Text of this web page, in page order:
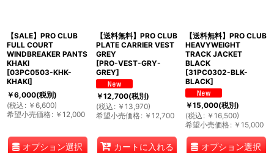
【SALE】PRO CLUB
FULL COURT
WINDBREAKER PANTS
KHAKI
[03PC0503-KHK-
KHAKI]
￥6,000(税別)
(税込 : ￥ 6,600)
希望小売価格: ￥ 12,000
オプション選択
【送料無料】PRO CLUB
PLATE CARRIER VEST
GREY
[PRO-VEST-GRY-
GREY]
￥12,700(税別)
(税込 : ￥ 13,970)
希望小売価格: ￥ 12,700
カートに入れる
【送料無料】PRO CLUB
HEAVYWEIGHT
TRACK JACKET
BLACK
[31PC0302-BLK-
BLACK]
￥15,000(税別)
(税込 : ￥ 16,500)
希望小売価格: ￥ 15,000
オプション選択